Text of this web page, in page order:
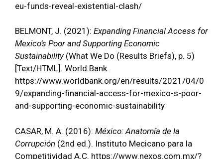
eu-funds-reveal-existential-clash/
BELMONT, J. (2021): Expanding Financial Access for
Mexico’s Poor and Supporting Economic
Sustainability(What We Do (Results Briefs), p. 5)
[Text/HTML]. World Bank.
https://www.worldbank.org/en/results/2021/04/0
9/expanding-financial-access-for-mexico-s-poor-
and-supporting-economic-sustainability
CASAR, M. A. (2016): México: Anatomía de la
Corrupción (2nd ed.). Instituto Mecicano para la
Competitividad A.C. https://www.nexos.com.mx/?